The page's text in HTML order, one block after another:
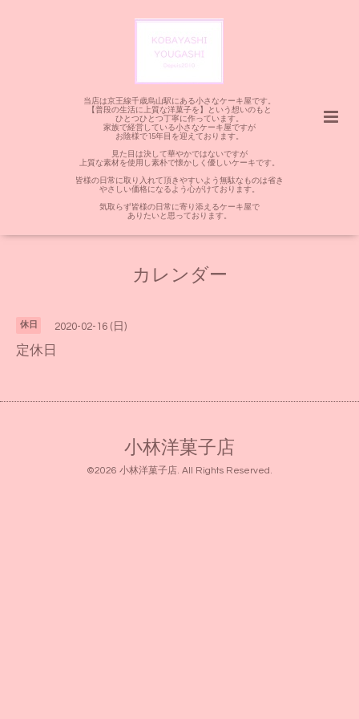
当店は京王線千歳烏山駅にある小さなケーキ屋です。
【普段の生活に上質な洋菓子を】という想いのもと
ひとつひとつ丁寧に作っています。
家族で経営している小さなケーキ屋ですが
お陰様で15年目を迎えております。
見た目は決して華やかではないですが
上質な素材を使用し素朴で懐かしく優しいケーキです。
皆様の日常に取り入れて頂きやすいよう無駄なものは省き
やさしい価格になるよう心がけております。
気取らず皆様の日常に寄り添えるケーキ屋で
ありたいと思っております。
カレンダー
休日 2020-02-16 (日)
定休日
小林洋菓子店
©2026 小林洋菓子店. All Rights Reserved.